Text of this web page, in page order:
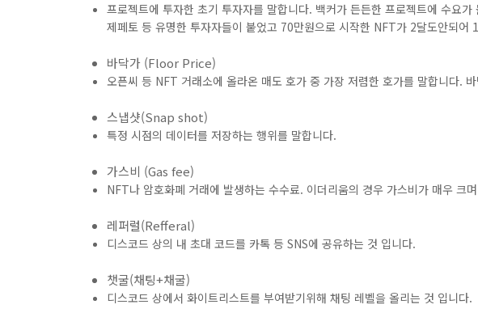
프로젝트에 투자한 초기 투자자를 말합니다. 백커가 든든한 프로젝트에 수요
제페토 등 유명한 투자자들이 붙었고 70만원으로 시작한 NFT가 2달도안되어
바닥가 (Floor Price)
오픈씨 등 NFT 거래소에 올라온 매도 호가 중 가장 저렴한 호가를 말합니다.
스냅샷(Snap shot)
특정 시점의 데이터를 저장하는 행위를 말합니다.
가스비 (Gas fee)
NFT나 암호화폐 거래에 발생하는 수수료. 이더리움의 경우 가스비가 매우 크
레퍼럴(Refferal)
디스코드 상의 내 초대 코드를 카톡 등 SNS에 공유하는 것 입니다.
챗굴(채팅+채굴)
디스코드 상에서 화이트리스트를 부여받기위해 채팅 레벨을 올리는 것 입니다.